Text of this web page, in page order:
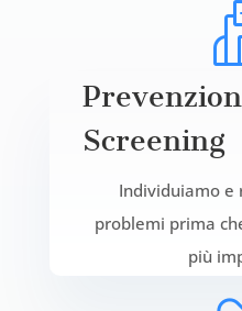
Screening
Individuiamo e
problemi prima
più